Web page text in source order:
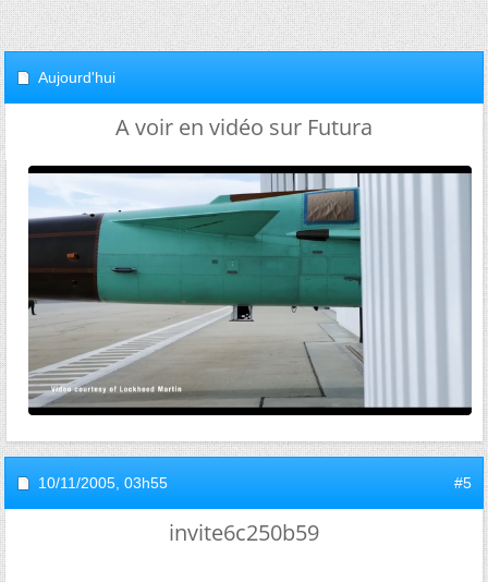
Aujourd'hui
A voir en vidéo sur Futura
10/11/2005, 03h55 #5
invite6c250b59